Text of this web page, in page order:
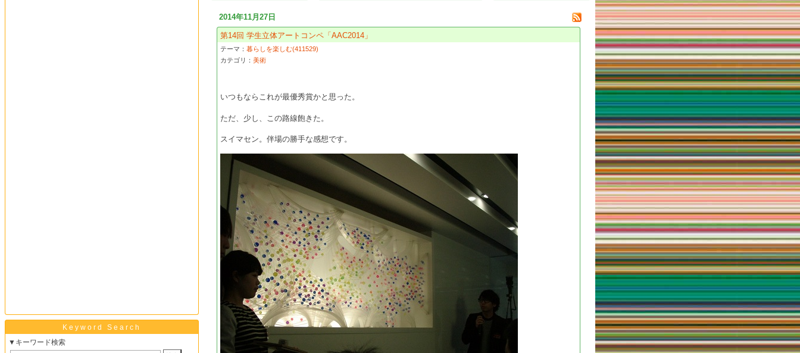
Keyword Search
▼キーワード検索
2014年11月27日
第14回 学生立体アートコンペ「AAC2014」
テーマ：暮らしを楽しむ(411529)
カテゴリ：美術
いつもならこれが最優秀賞かと思った。
ただ、少し、この路線飽きた。
スイマセン。伴場の勝手な感想です。